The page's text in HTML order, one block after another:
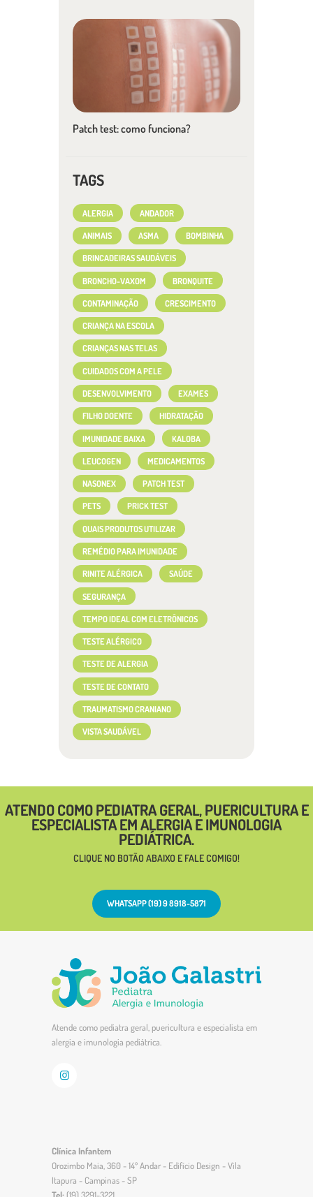
Patch test: como funciona?
TAGS
ALERGIA ANDADOR
ANIMAIS ASMA BOMBINHA
BRINCADEIRAS SAUDÁVEIS
BRONCHO-VAXOM BRONQUITE
CONTAMINAÇÃO CRESCIMENTO
CRIANÇA NA ESCOLA
CRIANÇAS NAS TELAS
CUIDADOS COM A PELE
DESENVOLVIMENTO EXAMES
FILHO DOENTE HIDRATAÇÃO
IMUNIDADE BAIXA KALOBA
LEUCOGEN MEDICAMENTOS
NASONEX PATCH TEST
PETS PRICK TEST
QUAIS PRODUTOS UTILIZAR
REMÉDIO PARA IMUNIDADE
RINITE ALÉRGICA SAÚDE
SEGURANÇA
TEMPO IDEAL COM ELETRÔNICOS
TESTE ALÉRGICO
TESTE DE ALERGIA
TESTE DE CONTATO
TRAUMATISMO CRANIANO
VISTA SAUDÁVEL
ATENDO COMO PEDIATRA GERAL, PUERICULTURA E
ESPECIALISTA EM ALERGIA E IMUNOLOGIA
PEDIÁTRICA.
CLIQUE NO BOTÃO ABAIXO E FALE COMIGO!
WHATSAPP (19) 9 8918-5871
Atende como pediatra geral, puericultura e especialista em
alergia e imunologia pediátrica.
Clínica Infantem
Orozimbo Maia, 360 - 14º Andar - Edifício Design - Vila
Itapura - Campinas - SP
Tel: (19) 3291-3221